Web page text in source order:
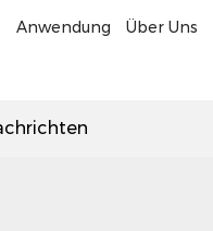
Anwendung Über Uns